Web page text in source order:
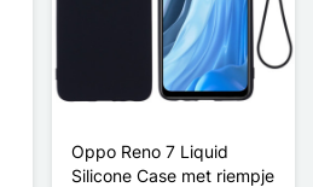
Oppo Reno 7 Liquid
Silicone Case met riempje